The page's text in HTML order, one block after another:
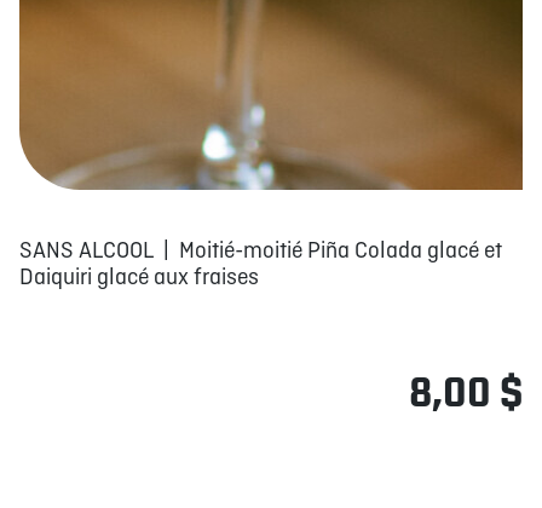
SANS ALCOOL | Moitié-moitié Piña Colada glacé et
Daiquiri glacé aux fraises
8,00 $